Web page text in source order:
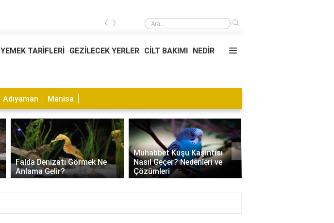
Kgk sınavının sonuçları kaç yıl geçerlidir?
‹ ›
YEMEK TARİFLERİ GEZİLECEK YERLER CİLT BAKIMI NEDİR
Adıyaman Manisa
Falda Denizatı Görmek Ne
Anlama Gelir?
Muhabbet Kuşu Kaşıntısı
Nasıl Geçer? Nedenleri ve
Çözümleri
›